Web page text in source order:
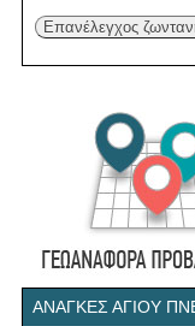
Επανέλεγχος
ΑΝΆΓΚΕΣ ΑΓΊΟΥ